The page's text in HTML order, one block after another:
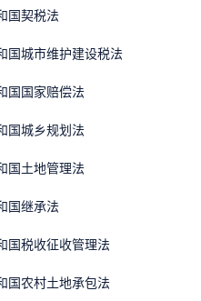
国契税法
国城市维护建设税法
国国家赔偿法
国城乡规划法
国土地管理法
国继承法
国税收征收管理法
国农村土地承包法